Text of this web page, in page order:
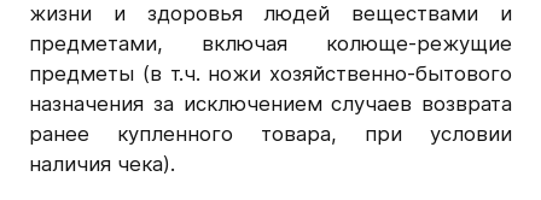
жизни и здоровья людей веществами и
предметами, включая колюще-режущие
предметы (в т.ч. ножи хозяйственно-бытового
назначения за исключением случаев возврата
ранее купленного товара, при условии
наличия чека).